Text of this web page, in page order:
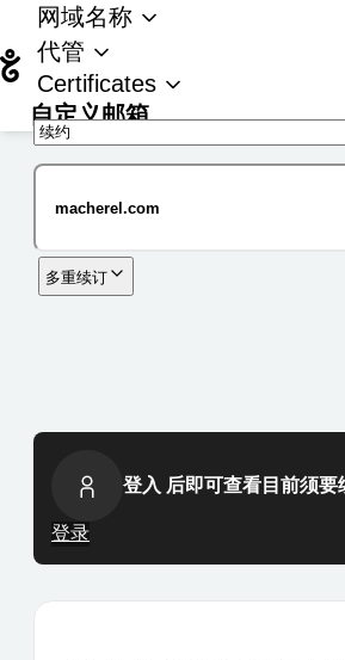
网域名称
代管
Certificates
自定义邮箱
多重续订
登入 后即可查看目前须要
登录